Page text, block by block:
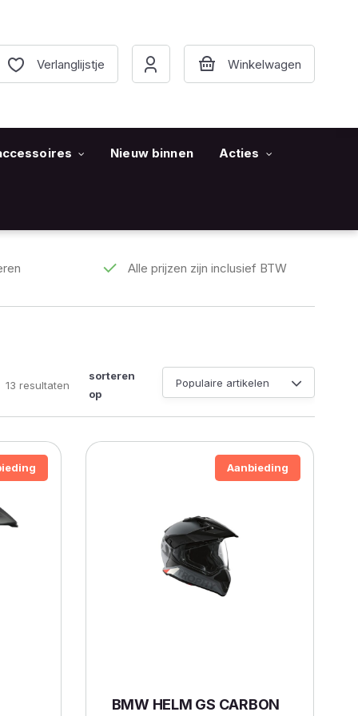
Verlanglijstje
Nieuw binnen Acties
Alle prijzen zijn inclusief BTW
13 resultatenGesorteerd
populariteit
sorteren
op
Aanbieding
BMW HELM GS CARBON